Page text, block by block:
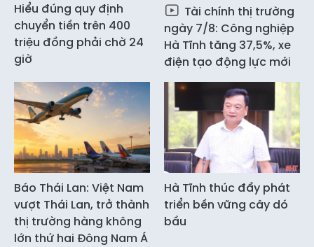
Hiểu đúng quy định
chuyển tiền trên 400
triệu đồng phải chờ 24
giờ
Tài chính thị trường
ngày 7/8: Công nghiệp
Hà Tĩnh tăng 37,5%, xe
điện tạo động lực mới
Báo Thái Lan: Việt Nam
vượt Thái Lan, trở thành
thị trường hàng không
lớn thứ hai Đông Nam Á
Hà Tĩnh thúc đẩy phát
triển bền vững cây dó
bầu